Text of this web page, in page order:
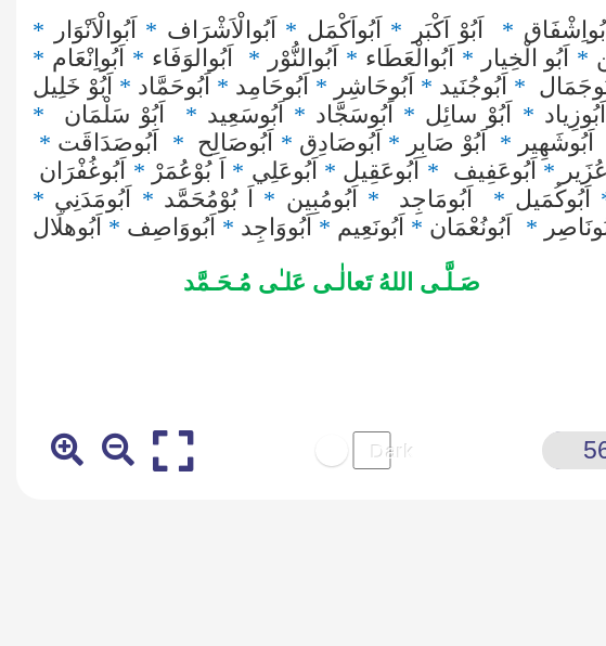
* اَبُوْ اَکْبَر * اَبُواَکْمَل * اَبُوالْاَشْرَاف * اَبُوالْاَنْوَار *
* اَبُو الْخِيار * اَبُوالْعَطَاء * اَبُوالنُّوْر * اَبُوالوَفَاء * اَبُواِنْعَام *
* اَبُوجُنَيد * اَبُوحَاشِر * اَبُوحَامِد * اَبُوحَمَّاد * اَبُوْ خَلِيل
اَبُوزِياد * اَبُوْ سائِل * اَبُوسَجَّاد * اَبُوسَعِيد * اَبُوْ سَلْمَان *
اَبُوشَهِير * اَبُوْ صَابِر * اَبُوصَادِق * اَبُوصَالِح * اَبُوصَدَاقَت *
* اَبُوعَفِيف * اَبُوعَقِيل * اَبُوعَلِي * اَ بُوْعُمَرْ * اَبُوغُفْرَان
اَبُوکُمَيل * اَبُومَاجِد * اَبُومُبِين * اَ بُوْمُحَمَّد * اَبُومَدَنِي *
* اَبُونُعْمَان * اَبُونَعِيم * اَبُووَاجِد * اَبُووَاصِف * اَبُوهلَال
صَـلَّـی اللهُ تَعالٰـی عَلـٰی مُـحَـمَّد